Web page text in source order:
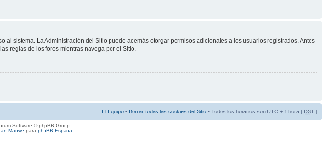
sistema. La Administración del Sitio puede además otorgar permisos adicionales a los usuarios registrados. Antes
reglas de los foros mientras navega por el Sitio.
El Equipo • Borrar todas las cookies del Sitio • Todos los horarios son UTC + 1 hora [ DST ]
Software © phpBB Group
Manwë para phpBB España